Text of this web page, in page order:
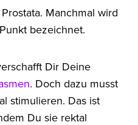
Manchmal wird
bezeichnet.
Dir Deine
. Doch dazu musst
stimulieren. Das ist
Du sie rektal